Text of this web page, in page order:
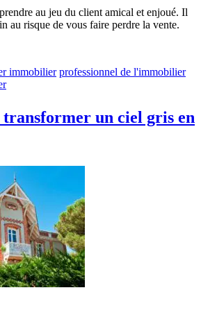
au jeu du client amical et enjoué. Il
au risque de vous faire perdre la vente.
immobilier professionnel de l'immobilier
transformer un ciel gris en